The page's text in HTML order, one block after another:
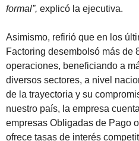
formal”, explicó la ejecutiva.
Asimismo, refirió que en los
Factoring desembolsó más de
operaciones, beneficiando a
diversos sectores, a nivel
de la trayectoria y su
nuestro país, la empresa
empresas Obligadas de Pago
ofrece tasas de interés